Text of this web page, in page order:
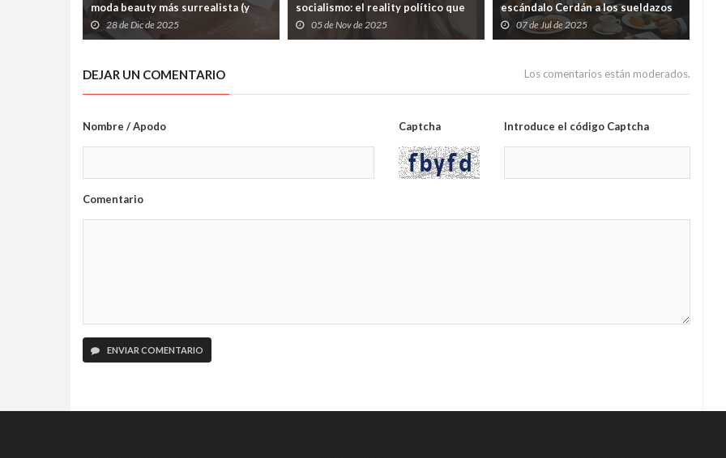
moda beauty más surrealista (y
polémica) que promete juventud
eterna
28 de Dic de 2025
socialismo: el reality político que
nadie pidió
05 de Nov de 2025
escándalo Cerdán a los sueldazos
blindados de una élite política
desconectada
07 de Jul de 2025
DEJAR UN COMENTARIO Los comentarios están moderados.
Nombre / Apodo Captcha Introduce el código Captcha
Comentario
ENVIAR COMENTARIO